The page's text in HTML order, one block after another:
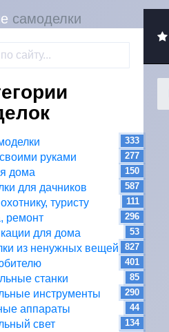
самоделки
333
руками 277
дома 150
для дачников 587
туристу 111
ремонт 296
для дома 53
из ненужных вещей 827
401
станки 85
инструменты 290
аппараты 44
свет 134